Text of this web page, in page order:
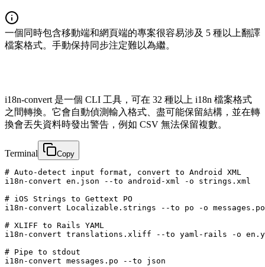
一個同時包含移動端和網頁端的專案很容易涉及 5 種以上翻譯
檔案格式。手動保持同步注定難以為繼。
i18n-convert 是一個 CLI 工具，可在 32 種以上 i18n 檔案格式
之間轉換。它會自動偵測輸入格式、盡可能保留結構，並在轉
換會丟失資料時發出警告，例如 CSV 無法保留複數。
Terminal Copy
# Auto-detect input format, convert to Android XML
i18n-convert en.json --to android-xml -o strings.xml
# iOS Strings to Gettext PO
i18n-convert Localizable.strings --to po -o messages.po
# XLIFF to Rails YAML
i18n-convert translations.xliff --to yaml-rails -o
# Pipe to stdout
i18n-convert messages.po --to json